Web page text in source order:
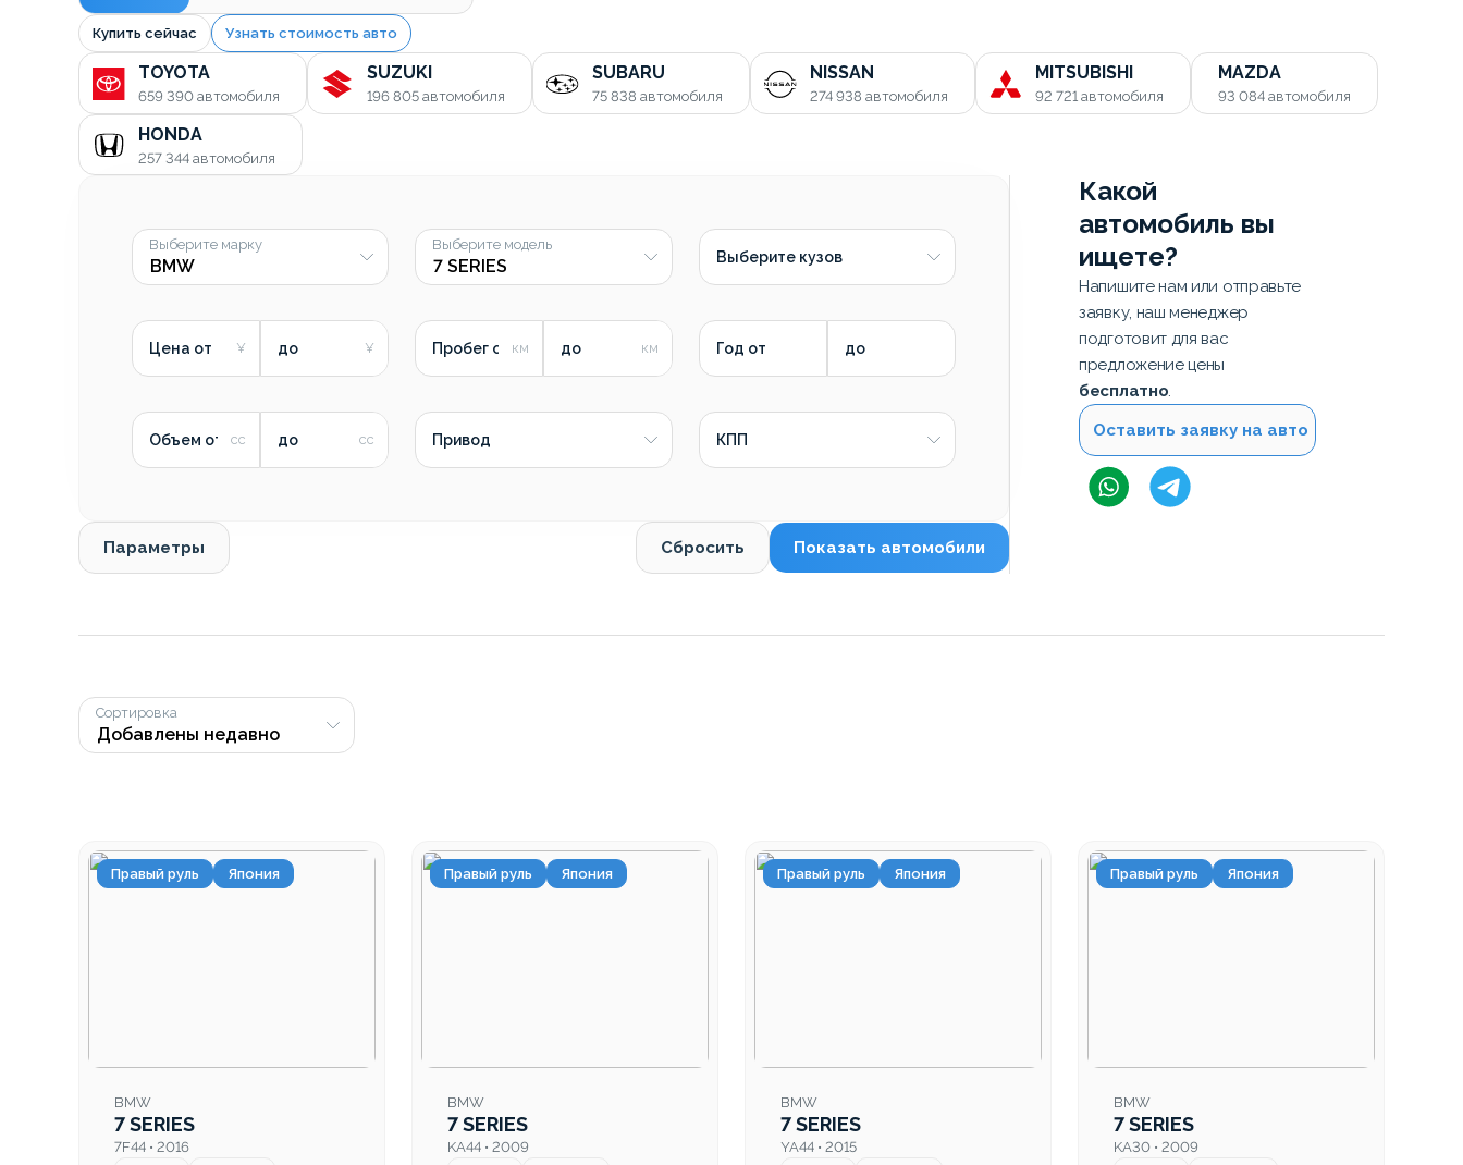
Купить сейчас Узнать стоимость авто
TOYOTA
659 390 автомобиля
SUZUKI
196 805 автомобиля
SUBARU
75 838 автомобиля
NISSAN
274 938 автомобиля
MITSUBISHI
92 721 автомобиля
MAZDA
93 084 автомобиля
HONDA
257 344 автомобиля
Выберите марку Выберите модель
Выберите кузов
Цена от до Пробег от до Год от до
Объем от до Привод КПП
Параметры Сбросить Показать автомобили
Какой
автомобиль вы
ищете?
Напишите нам или отправьте
заявку, наш менеджер
подготовит для вас
предложение цены
бесплатно.
Оставить заявку на авто
Сортировка
Правый руль Япония
BMW
7 SERIES
7F44 • 2016
Правый руль Япония
BMW
7 SERIES
KA44 • 2009
Правый руль Япония
BMW
7 SERIES
YA44 • 2015
Правый руль Япония
BMW
7 SERIES
KA30 • 2009